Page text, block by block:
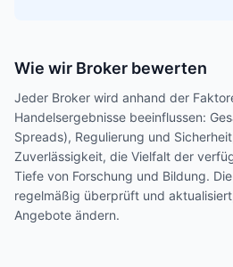
Wie wir Broker bewerten
Jeder Broker wird anhand der
Handelsergebnisse beeinflussen:
Spreads), Regulierung und
Zuverlässigkeit, die Vielfalt der
Tiefe von Forschung und Bildung.
regelmäßig überprüft und
Angebote ändern.